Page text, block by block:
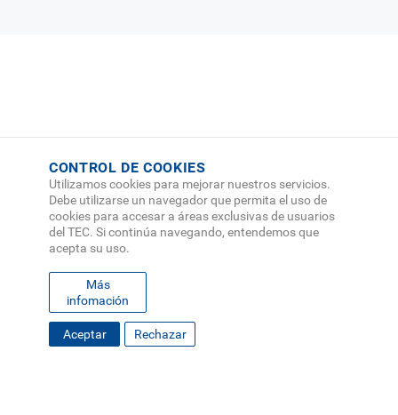
Desplace hacia abajo
FOOTERMAPA DEL SITIO DIRECTORIO
CONTROL DE COOKIES
Utilizamos cookies para mejorar nuestros servicios.
Debe utilizarse un navegador que permita el uso de
cookies para accesar a áreas exclusivas de usuarios
del TEC. Si continúa navegando, entendemos que
acepta su uso.
Más
infomación
Aceptar Rechazar